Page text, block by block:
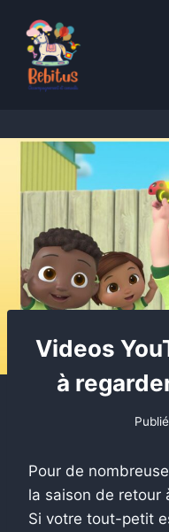
content
Videos
à
Pour de
la saison de retour
Si votre tout-petit